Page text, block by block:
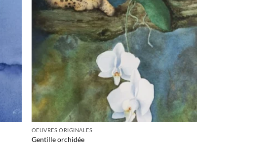
OEUVRES ORIGINALES
Gentille orchidée